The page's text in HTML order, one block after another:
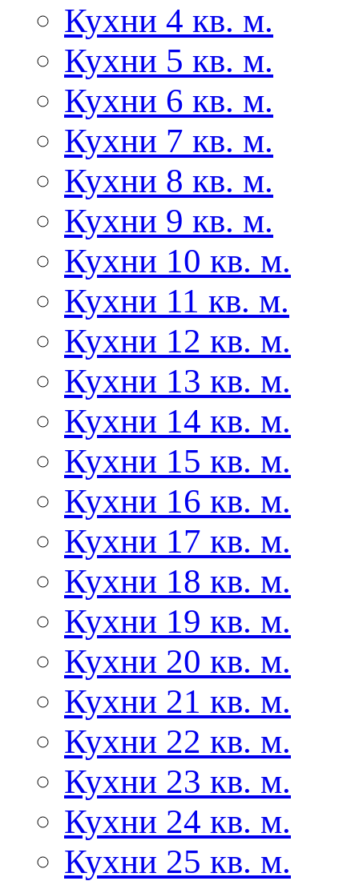
Кухни 4 кв. м.
Кухни 5 кв. м.
Кухни 6 кв. м.
Кухни 7 кв. м.
Кухни 8 кв. м.
Кухни 9 кв. м.
Кухни 10 кв. м.
Кухни 11 кв. м.
Кухни 12 кв. м.
Кухни 13 кв. м.
Кухни 14 кв. м.
Кухни 15 кв. м.
Кухни 16 кв. м.
Кухни 17 кв. м.
Кухни 18 кв. м.
Кухни 19 кв. м.
Кухни 20 кв. м.
Кухни 21 кв. м.
Кухни 22 кв. м.
Кухни 23 кв. м.
Кухни 24 кв. м.
Кухни 25 кв. м.